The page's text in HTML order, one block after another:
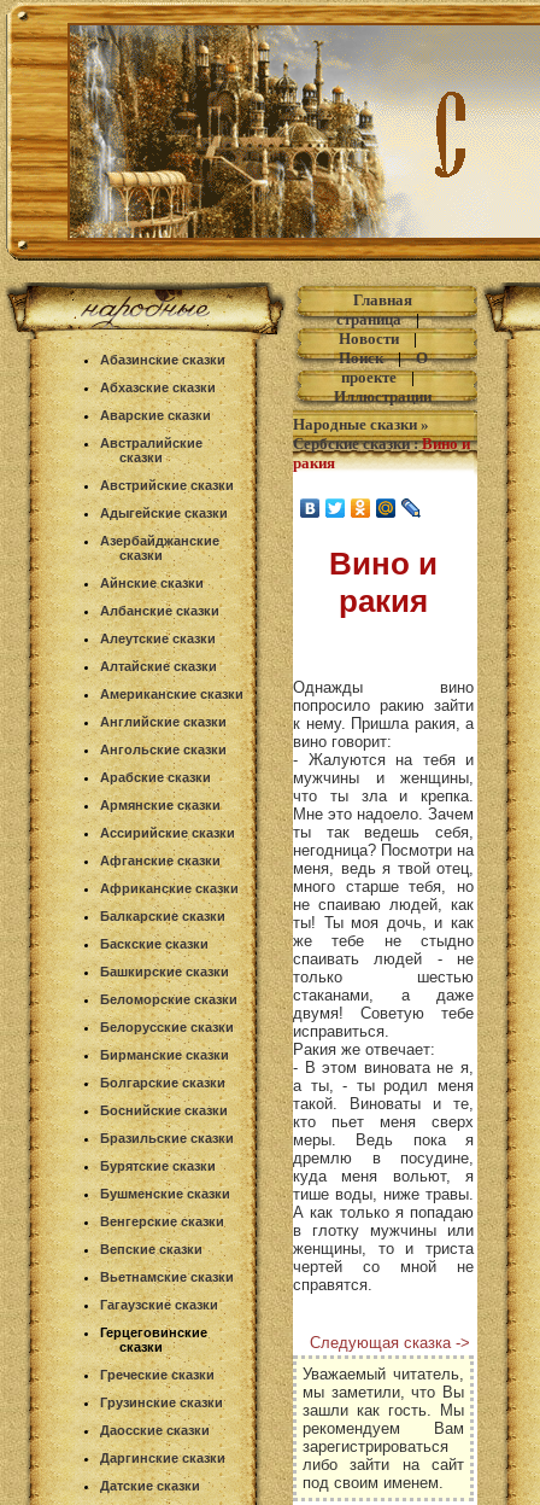
Абазинские сказки
Абхазские сказки
Аварские сказки
Австралийские
сказки
Австрийские сказки
Адыгейские сказки
Азербайджанские
сказки
Айнские сказки
Албанские сказки
Алеутские сказки
Алтайские сказки
Американские сказки
Английские сказки
Ангольские сказки
Арабские сказки
Армянские сказки
Ассирийские сказки
Афганские сказки
Африканские сказки
Балкарские сказки
Баскские сказки
Башкирские сказки
Беломорские сказки
Белорусские сказки
Бирманские сказки
Болгарские сказки
Боснийские сказки
Бразильские сказки
Бурятские сказки
Бушменские сказки
Венгерские сказки
Вепские сказки
Вьетнамские сказки
Гагаузские сказки
Герцеговинские
сказки
Греческие сказки
Грузинские сказки
Даосские сказки
Даргинские сказки
Датские сказки
Главная
страница|
Новости|
Поиск|О
проекте|
Иллюстрации
Народные сказки »
Сербские сказки: Вино и
ракия
Вино и
ракия
Однажды вино
попросило ракию зайти
к нему. Пришла ракия, а
вино говорит:
- Жалуются на тебя и
мужчины и женщины,
что ты зла и крепка.
Мне это надоело. Зачем
ты так ведешь себя,
негодница? Посмотри на
меня, ведь я твой отец,
много старше тебя, но
не спаиваю людей, как
ты! Ты моя дочь, и как
же тебе не стыдно
спаивать людей - не
только шестью
стаканами, а даже
двумя! Советую тебе
исправиться.
Ракия же отвечает:
- В этом виновата не я,
а ты, - ты родил меня
такой. Виноваты и те,
кто пьет меня сверх
меры. Ведь пока я
дремлю в посудине,
куда меня вольют, я
тише воды, ниже травы.
А как только я попадаю
в глотку мужчины или
женщины, то и триста
чертей со мной не
справятся.
Следующая сказка ->
Уважаемый читатель,
мы заметили, что Вы
зашли как гость. Мы
рекомендуем Вам
зарегистрироваться
либо зайти на сайт
под своим именем.